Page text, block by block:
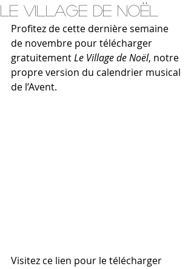
Le village de Noël
Profitez de cette dernière semaine
de novembre pour télécharger
gratuitement Le Village de Noël, notre
propre version du calendrier musical
de l’Avent.
Visitez ce lien pour le télécharger